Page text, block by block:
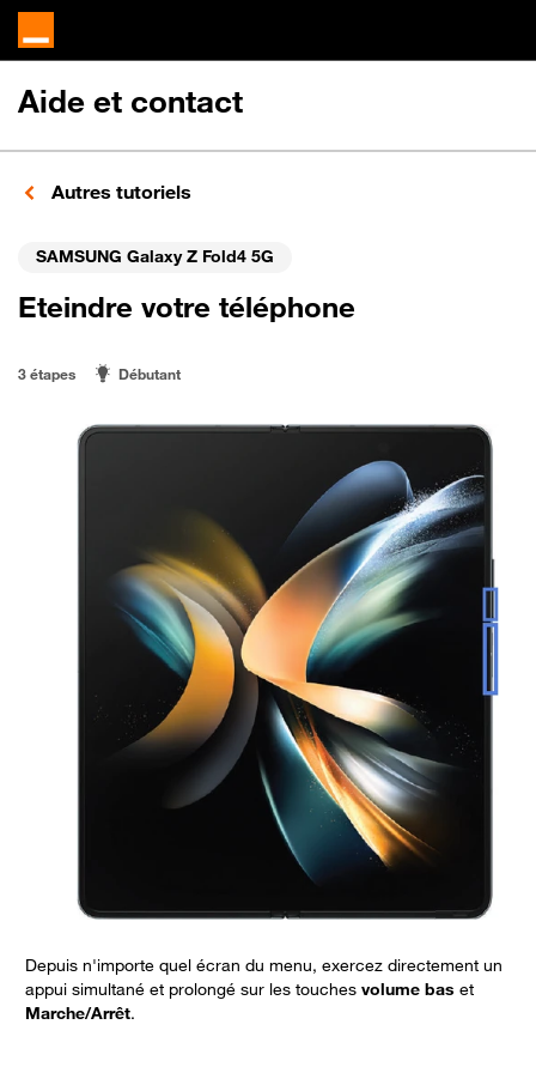
Aide et contact
Autres tutoriels
SAMSUNG Galaxy Z Fold4 5G
Eteindre votre téléphone
3 étapes Débutant
Depuis n'importe quel écran du menu, exercez directement un
appui simultané et prolongé sur les touches volume bas et
Marche/Arrêt.